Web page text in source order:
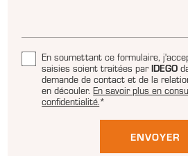
En soumettant ce formulaire,
saisies soient traitées parIDEGO
demande de contact et de la
en découler.En savoir plus en
confidentialité.*